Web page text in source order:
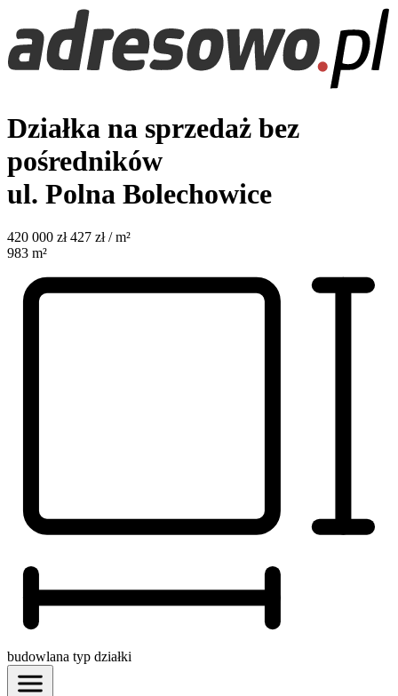
Działka na sprzedaż bez
pośredników
ul. Polna Bolechowice
420 000 zł 427 zł / m²
983 m²
budowlana typ działki